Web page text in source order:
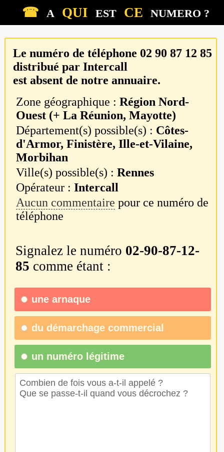
☎ A QUI EST CE NUMERO ?
Le numéro de téléphone 02 90 87 12 85
distribué par Intercall
est absent de notre annuaire.
Zone géographique :Région Nord-
Ouest (+ La Réunion, Mayotte)
Département(s) possible(s) : Côtes-
d'Armor, Finistère, Ille-et-Vilaine,
Morbihan
Ville(s) possible(s) :Rennes
Opérateur :Intercall
Aucun commentaire pour ce numéro de
téléphone
Signalez le numéro 02-90-87-12-
85 comme étant :
une arnaque
du démarchage commercial
un numéro légitime